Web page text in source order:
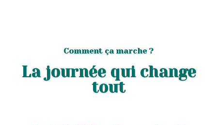
Comment ça marche ?
La journée qui change
tout